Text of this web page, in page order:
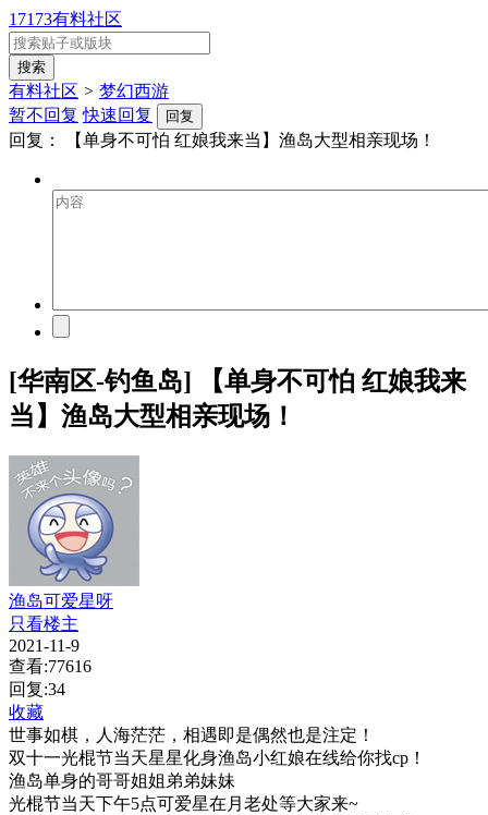
17173有料社区
有料社区 > 梦幻西游
暂不回复 快速回复 回复
回复： 【单身不可怕 红娘我来当】渔岛大型相亲现场！
[华南区-钓鱼岛] 【单身不可怕 红娘我来
当】渔岛大型相亲现场！
渔岛可爱星呀
只看楼主
2021-11-9
查看:77616
回复:34
收藏
世事如棋，人海茫茫，相遇即是偶然也是注定！
双十一光棍节当天星星化身渔岛小红娘在线给你找cp！
渔岛单身的哥哥姐姐弟弟妹妹
光棍节当天下午5点可爱星在月老处等大家来~